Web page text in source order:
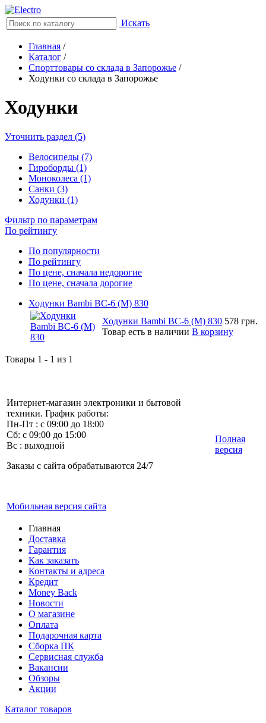
Искать
Главная /
Каталог /
Спорттовары со склада в Запорожье /
Ходунки со склада в Запорожье
Ходунки
Уточнить раздел (5)
Велосипеды (7)
Гироборды (1)
Моноколеса (1)
Санки (3)
Ходунки (1)
Фильтр по параметрам
По рейтингу
По популярности
По рейтингу
По цене, сначала недорогие
По цене, сначала дорогие
Ходунки Bambi BC-6 (M) 830
Ходунки Bambi BC-6 (M) 830 578 грн.
Товар есть в наличии В корзину
Товары 1 - 1 из 1
Интернет-магазин электроники и бытовой
техники. График работы:
Пн-Пт : с 09:00 до 18:00
Сб: с 09:00 до 15:00
Вс : выходной
Заказы с сайта обрабатываются 24/7
Мобильная версия сайта
Полная
версия
Главная
Доставка
Гарантия
Как заказать
Контакты и адреса
Кредит
Money Back
Новости
О магазине
Оплата
Подарочная карта
Сборка ПК
Сервисная служба
Вакансии
Обзоры
Акции
Каталог товаров